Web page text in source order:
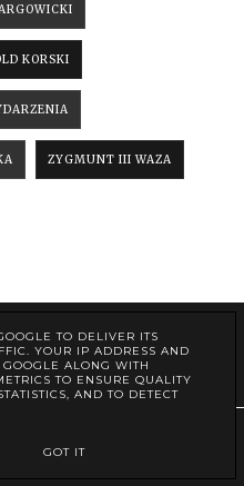
KORSKI
ZYGMUNT III WAZA
TO DELIVER ITS
YOUR IP ADDRESS AND
ALONG WITH
TO ENSURE QUALITY
AND TO DETECT
GOT IT